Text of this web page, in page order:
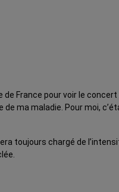
de France pour voir le
ma maladie. Pour moi,
chargé de